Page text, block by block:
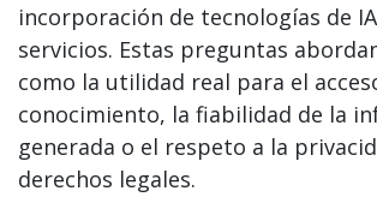
incorporación de tecnologías de
servicios. Estas preguntas
como la utilidad real para el
conocimiento, la fiabilidad de la
generada o el respeto a la
derechos legales.